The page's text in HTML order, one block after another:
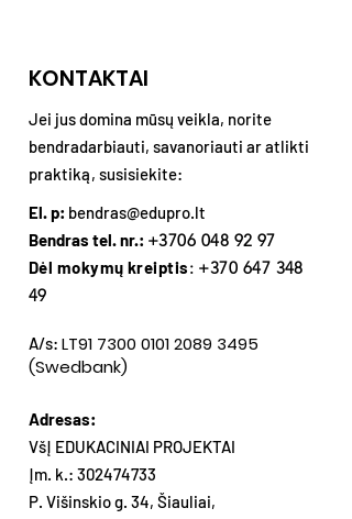
KONTAKTAI
Jei jus domina mūsų veikla, norite
bendradarbiauti, savanoriauti ar atlikti
praktiką, susisiekite:
El. p: bendras@edupro.lt
Bendras tel. nr.: +3706 048 92 97
Dėl mokymų kreiptis: +370 647 348
49
A/s: LT91 7300 0101 2089 3495
(Swedbank)
Adresas:
VšĮ EDUKACINIAI PROJEKTAI
Įm. k.: 302474733
P. Višinskio g. 34, Šiauliai,